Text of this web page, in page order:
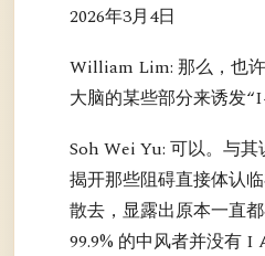
2026年3月4日
William Lim: 那么，也
大脑的某些部分来诱发
Soh Wei Yu: 可以。与
揭开那些阻碍直接体认
散去，显露出原本一直
99.9% 的中风者并没有 I